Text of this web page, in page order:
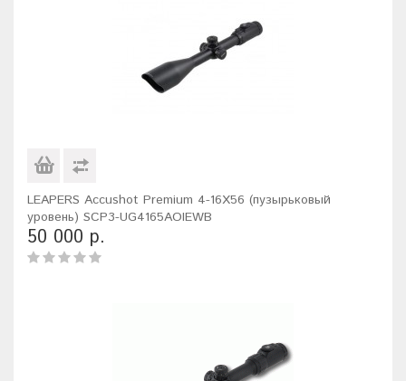
LEAPERS Accushot Premium 4-16X56 (пузырьковый
уровень) SCP3-UG4165AOIEWB
50 000 р.